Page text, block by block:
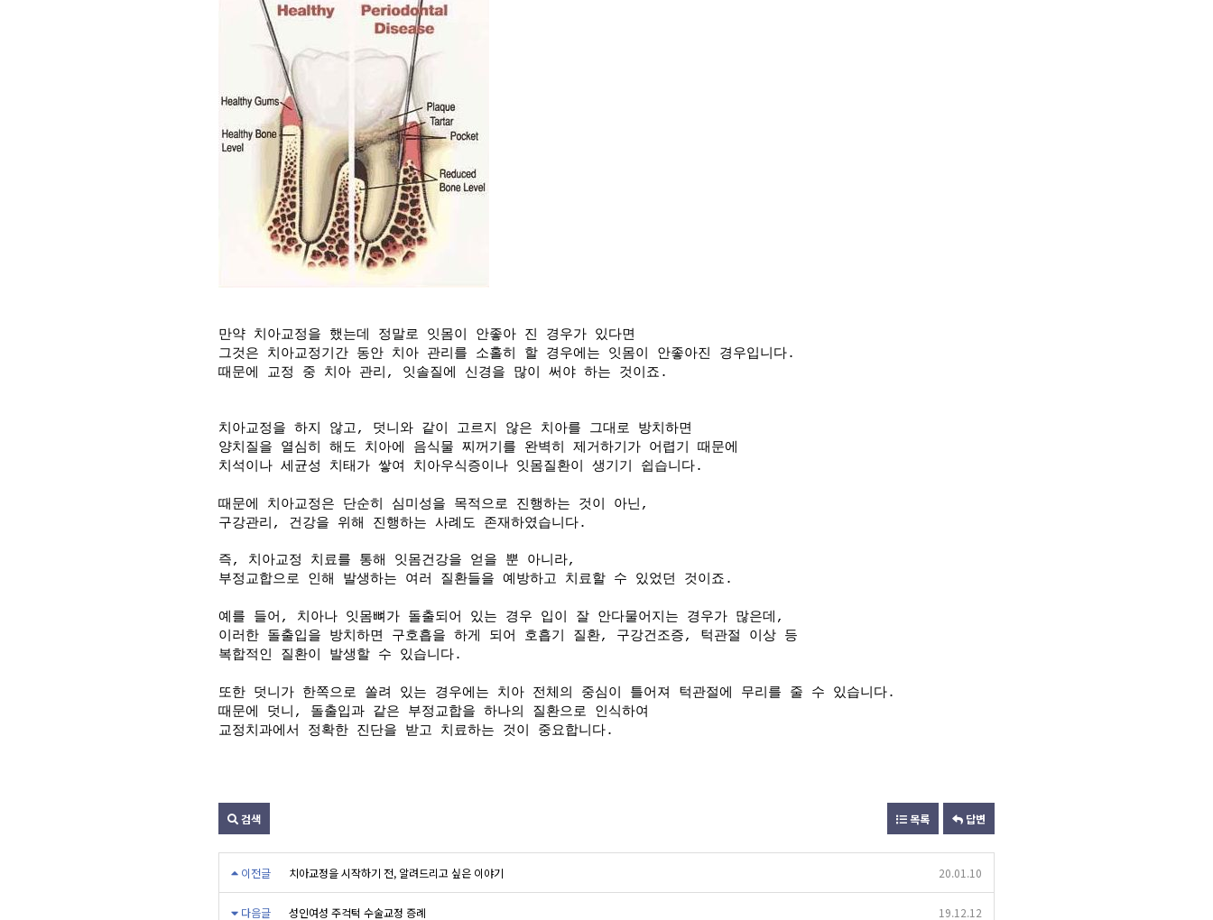
만약 치아교정을 했는데 정말로 잇몸이 안좋아 진 경우가 있다면
그것은 치아교정기간 동안 치아 관리를 소홀히 할 경우에는 잇몸이 안좋아진 경우입니다.
때문에 교정 중 치아 관리, 잇솔질에 신경을 많이 써야 하는 것이죠.
치아교정을 하지 않고, 덧니와 같이 고르지 않은 치아를 그대로 방치하면
양치질을 열심히 해도 치아에 음식물 찌꺼기를 완벽히 제거하기가 어렵기 때문에
치석이나 세균성 치태가 쌓여 치아우식증이나 잇몸질환이 생기기 쉽습니다.
때문에 치아교정은 단순히 심미성을 목적으로 진행하는 것이 아닌,
구강관리, 건강을 위해 진행하는 사례도 존재하였습니다.
즉, 치아교정 치료를 통해 잇몸건강을 얻을 뿐 아니라,
부정교합으로 인해 발생하는 여러 질환들을 예방하고 치료할 수 있었던 것이죠.
예를 들어, 치아나 잇몸뼈가 돌출되어 있는 경우 입이 잘 안다물어지는 경우가 많은데,
이러한 돌출입을 방치하면 구호흡을 하게 되어 호흡기 질환, 구강건조증, 턱관절 이상 등
복합적인 질환이 발생할 수 있습니다.
또한 덧니가 한쪽으로 쏠려 있는 경우에는 치아 전체의 중심이 틀어져 턱관절에 무리를 줄 수 있습니다.
때문에 덧니, 돌출입과 같은 부정교합을 하나의 질환으로 인식하여
교정치과에서 정확한 진단을 받고 치료하는 것이 중요합니다.
검색 목록 답변
이전글 치아교정을 시작하기 전, 알려드리고 싶은 이야기 20.01.10
다음글 성인여성 주걱턱 수술교정 증례 19.12.12